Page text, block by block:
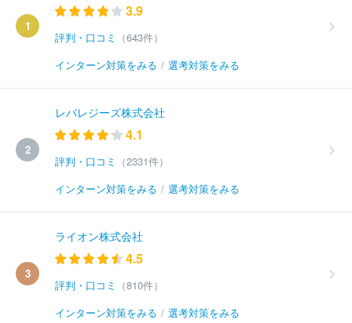
1
3.9
評判・口コミ
（643件）
インターン対策をみる / 選考対策をみる
2
レバレジーズ株式会社
4.1
評判・口コミ
（2331件）
インターン対策をみる / 選考対策をみる
3
ライオン株式会社
4.5
評判・口コミ
（810件）
インターン対策をみる / 選考対策をみる